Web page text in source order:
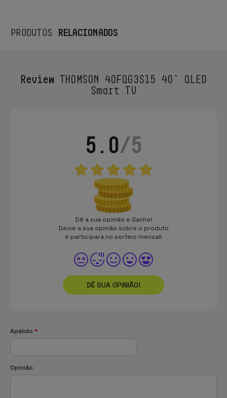
PRODUTOS RELACIONADOS
ReviewTHOMSON 40FQG3S15 40" QLED
Smart TV
5.0/5
Dê a sua opinião e Ganhe!
Deixe a sua opinião sobre o produto
e participará no sorteio mensal!
DÊ SUA OPINIÃO!
Apelido *
Opinião